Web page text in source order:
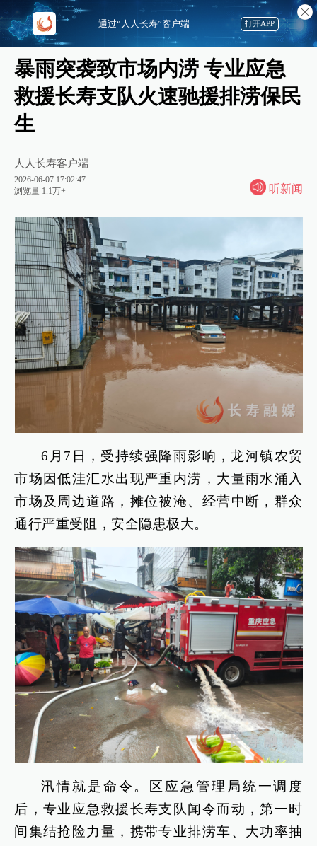
暴雨突袭致市场内涝 专业应急
救援长寿支队火速驰援排涝保民
生
人人长寿客户端
2026-06-07 17:02:47
浏览量 1.1万+
听新闻
6月7日，受持续强降雨影响，龙河镇农贸
市场因低洼汇水出现严重内涝，大量雨水涌入
市场及周边道路，摊位被淹、经营中断，群众
通行严重受阻，安全隐患极大。
汛情就是命令。区应急管理局统一调度
后，专业应急救援长寿支队闻令而动，第一时
间集结抢险力量，携带专业排涝车、大功率抽
通过“人人长寿”客户端 打开APP